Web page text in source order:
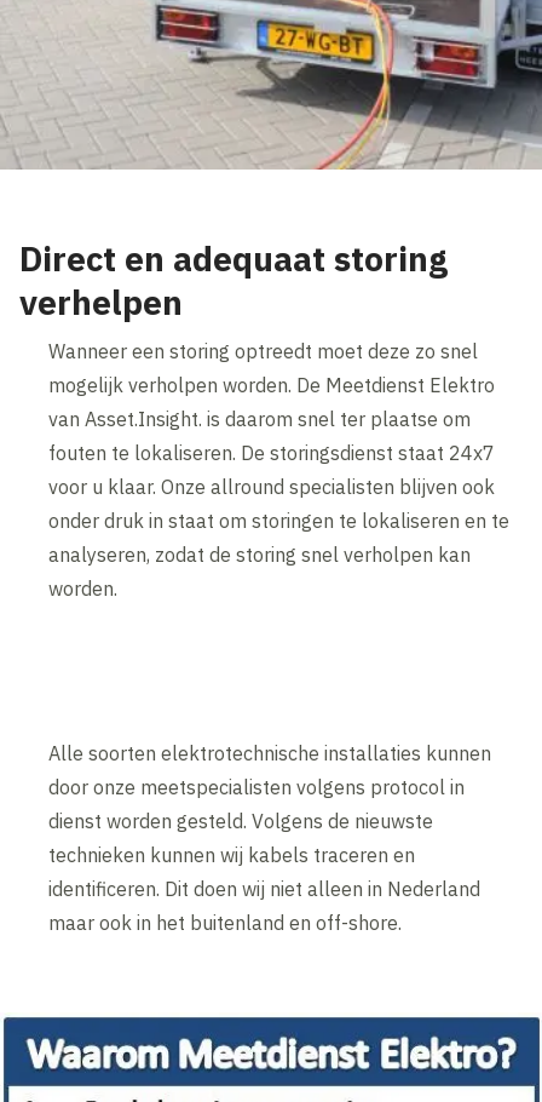
Direct en adequaat storing
verhelpen
Wanneer een storing optreedt moet deze zo snel
mogelijk verholpen worden. De Meetdienst Elektro
van Asset.Insight. is daarom snel ter plaatse om
fouten te lokaliseren. De storingsdienst staat 24x7
voor u klaar. Onze allround specialisten blijven ook
onder druk in staat om storingen te lokaliseren en te
analyseren, zodat de storing snel verholpen kan
worden.
Alle soorten elektrotechnische installaties kunnen
door onze meetspecialisten volgens protocol in
dienst worden gesteld. Volgens de nieuwste
technieken kunnen wij kabels traceren en
identificeren. Dit doen wij niet alleen in Nederland
maar ook in het buitenland en off-shore.